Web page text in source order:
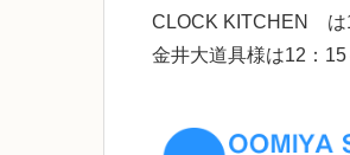
CLOCK KITCHEN は
金井大道具様は12：